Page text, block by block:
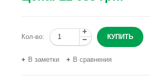
Кол-во:
В заметки В сравнения